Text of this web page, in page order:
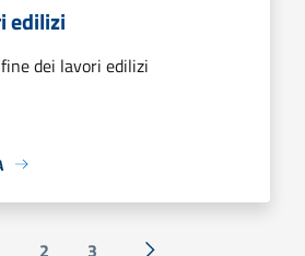
edilizi
dei lavori edilizi
2 3